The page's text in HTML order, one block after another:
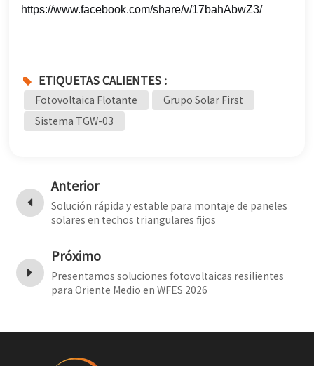
https://www.facebook.com/share/v/17bahAbwZ3/
ETIQUETAS CALIENTES :
Fotovoltaica Flotante
Grupo Solar First
Sistema TGW-03
Anterior
Solución rápida y estable para montaje de paneles
solares en techos triangulares fijos
Próximo
Presentamos soluciones fotovoltaicas resilientes
para Oriente Medio en WFES 2026